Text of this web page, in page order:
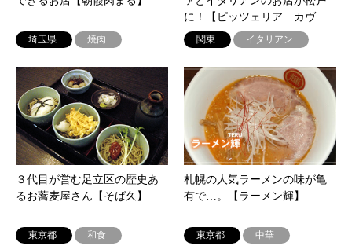
埼玉県 焼肉
に！【ピッツェリア カヴ…
関東 イタリアン
３代目が営む足立区の歴史あ
るお蕎麦屋さん【そば久】
東京都 和食
札幌の人気ラーメンの味が亀
有で…。【ラーメン輝】
東京都 中華